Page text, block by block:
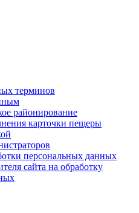
терминов
районирование
карточки пещеры
персональных данных
сайта на обработку